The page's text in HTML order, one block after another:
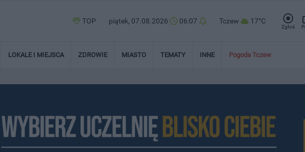
TOP piątek, 07.08.2026 06:07 Tczew 17°C
Zgłoś
LOKALE I MIEJSCA ZDROWIE MIASTO TEMATY INNE Pogoda Tczew